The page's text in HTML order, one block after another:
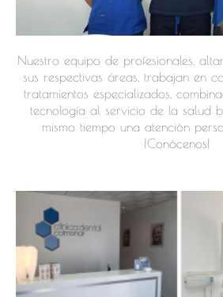
Nuestro equipo de profesionales,
sus respectivas áreas, trabajan en
tratamientos especializados,
tecnología al servicio de la salud
mismo tiempo una atención
¡Conócenos!